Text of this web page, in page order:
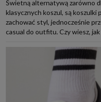
Świetną alternatywą zarówno
klasycznych koszul, są koszulki
zachować styl, jednocześnie
casual do outfitu. Czy wiesz, jak